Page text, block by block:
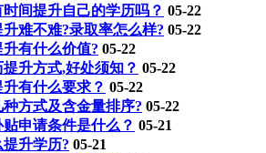
间提升自己的学历吗？ 05-22
难不难?录取率怎么样? 05-22
有什么价值? 05-22
升方式,好处须知？ 05-22
有什么要求？ 05-22
方式及含金量排序? 05-22
申请条件是什么？ 05-21
提升学历? 05-21